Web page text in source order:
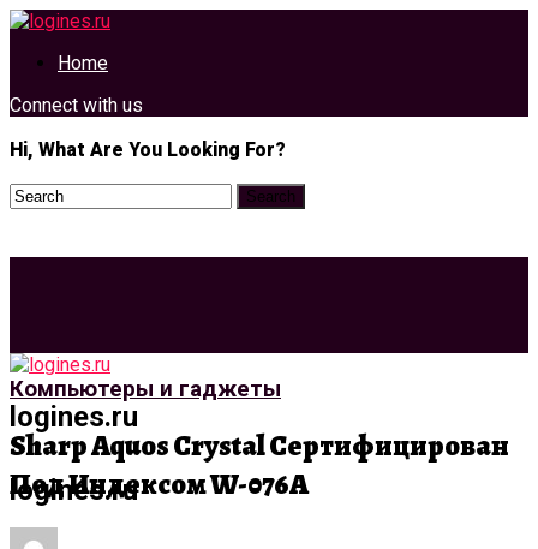
Home
Connect with us
Hi, What Are You Looking For?
logines.ru
logines.ru
Компьютеры и гаджеты
Sharp Aquos Crystal Сертифицирован
Под Индексом W-076A